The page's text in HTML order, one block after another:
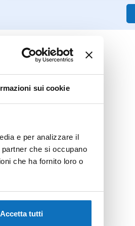
sui cookie
e per analizzare il
che si occupano
che ha fornito loro o
Accetta tutti